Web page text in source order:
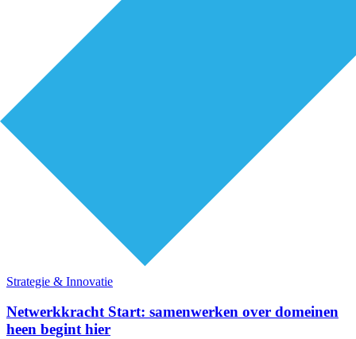
Strategie & Innovatie
Netwerkkracht Start: samenwerken over domeinen
heen begint hier